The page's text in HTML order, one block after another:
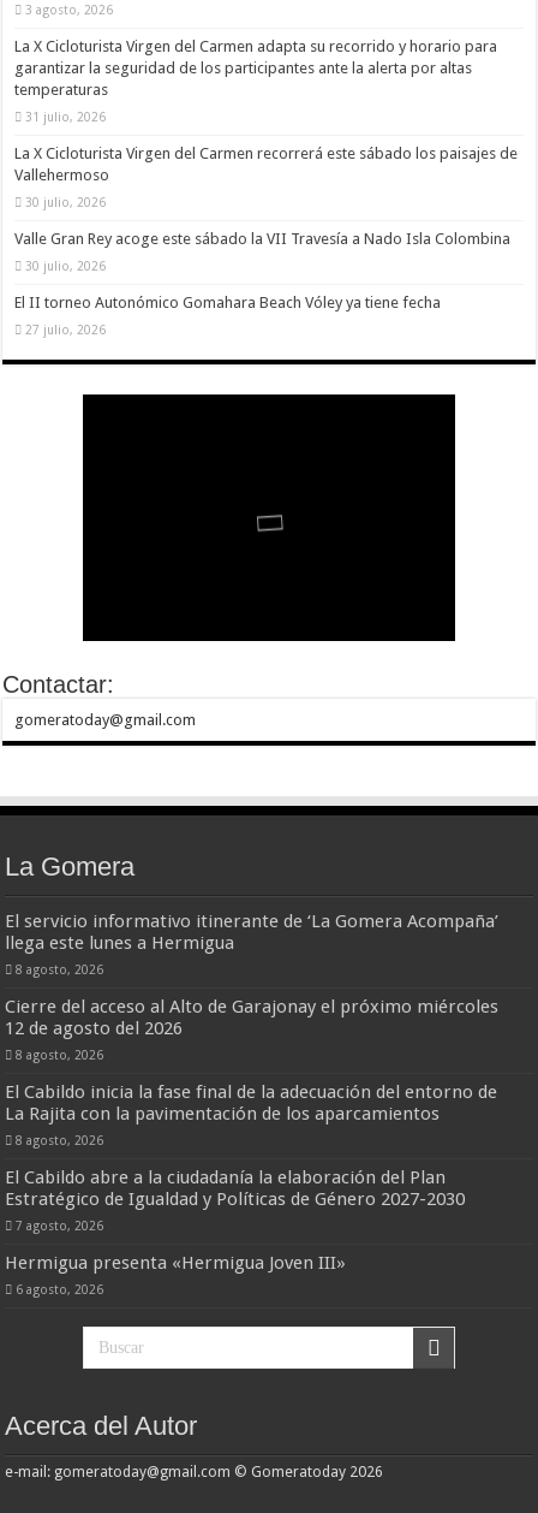
3 agosto, 2026
La X Cicloturista Virgen del Carmen adapta su recorrido y horario para
garantizar la seguridad de los participantes ante la alerta por altas
temperaturas
31 julio, 2026
La X Cicloturista Virgen del Carmen recorrerá este sábado los paisajes de
Vallehermoso
30 julio, 2026
Valle Gran Rey acoge este sábado la VII Travesía a Nado Isla Colombina
30 julio, 2026
El II torneo Autonómico Gomahara Beach Vóley ya tiene fecha
27 julio, 2026
Contactar:
gomeratoday@gmail.com
La Gomera
El servicio informativo itinerante de ‘La Gomera Acompaña’
llega este lunes a Hermigua
8 agosto, 2026
Cierre del acceso al Alto de Garajonay el próximo miércoles
12 de agosto del 2026
8 agosto, 2026
El Cabildo inicia la fase final de la adecuación del entorno de
La Rajita con la pavimentación de los aparcamientos
8 agosto, 2026
El Cabildo abre a la ciudadanía la elaboración del Plan
Estratégico de Igualdad y Políticas de Género 2027-2030
7 agosto, 2026
Hermigua presenta «Hermigua Joven III»
6 agosto, 2026
Acerca del Autor
e-mail: gomeratoday@gmail.com © Gomeratoday 2026